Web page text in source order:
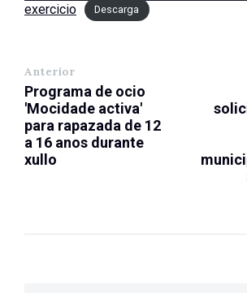
exercicio
Descarga
Anterior
Programa de ocio
'Mocidade activa'
para rapazada de 12
a 16 anos durante
xullo